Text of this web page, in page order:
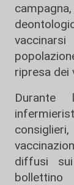
ripresa dei
Durante
diffusi